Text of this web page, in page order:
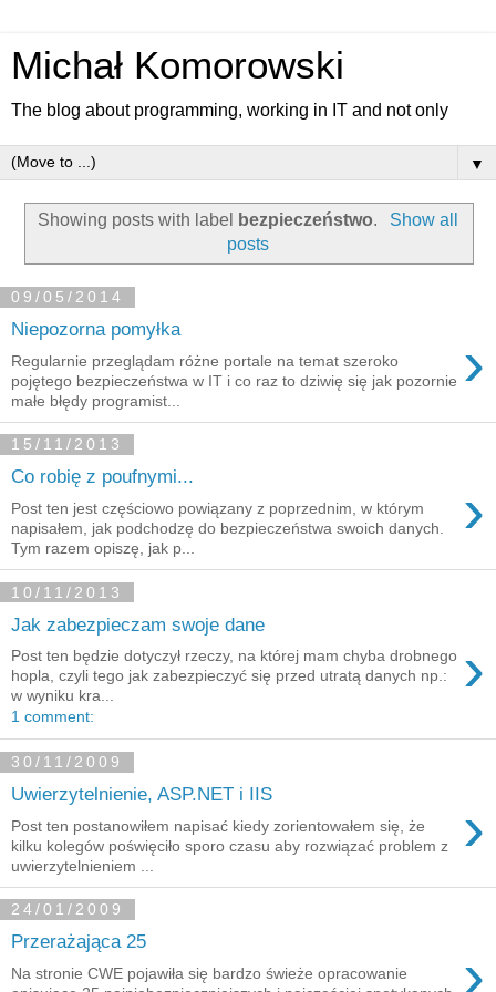
Michał Komorowski
The blog about programming, working in IT and not only
▼
Showing posts with label bezpieczeństwo.
Show all
posts
09/05/2014
Niepozorna pomyłka ›
Regularnie przeglądam różne portale na temat szeroko
pojętego bezpieczeństwa w IT i co raz to dziwię się jak pozornie
małe błędy programist...
15/11/2013
Co robię z poufnymi... ›
Post ten jest częściowo powiązany z poprzednim, w którym
napisałem, jak podchodzę do bezpieczeństwa swoich danych.
Tym razem opiszę, jak p...
10/11/2013
Jak zabezpieczam swoje dane
›
Post ten będzie dotyczył rzeczy, na której mam chyba drobnego
hopla, czyli tego jak zabezpieczyć się przed utratą danych np.:
w wyniku kra...
1 comment:
30/11/2009
Uwierzytelnienie, ASP.NET i IIS ›
Post ten postanowiłem napisać kiedy zorientowałem się, że
kilku kolegów poświęciło sporo czasu aby rozwiązać problem z
uwierzytelnieniem ...
24/01/2009
Przerażająca 25 ›
Na stronie CWE pojawiła się bardzo świeże opracowanie